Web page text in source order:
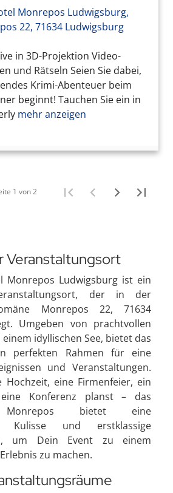
Monrepos Ludwigsburg,
22, 71634 Ludwigsburg
in 3D-Projektion Video-
und Rätseln Seien Sie dabei,
Krimi-Abenteuer beim
beginnt! Tauchen Sie ein in
mehr anzeigen
1 von 2
Veranstaltungsort
Monrepos Ludwigsburg ist ein
der in der
Monrepos 22, 71634
Umgeben von prachtvollen
idyllischen See, bietet das
perfekten Rahmen für eine
und Veranstaltungen.
Hochzeit, eine Firmenfeier, ein
Konferenz planst – das
Monrepos bietet eine
Kulisse und erstklassige
um Dein Event zu einem
zu machen.